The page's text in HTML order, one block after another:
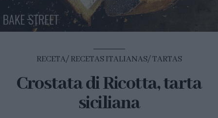
CONTACTO
ES EN
RECETA RECETAS ITALIANAS TARTAS
Crostata di Ricotta, tarta
siciliana